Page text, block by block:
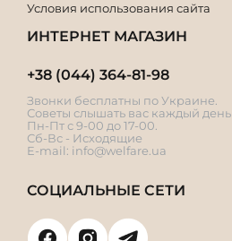
Условия использования сайта
ИНТЕРНЕТ МАГАЗИН
+38 (044) 364-81-98
Звонки бесплатны по Украине.
Советы слышать вас каждый день
Пн-Пт с 9-00 до 17-00.
Сб-Вс - Исходящие
E-mail: info@welfare.ua
СОЦИАЛЬНЫЕ СЕТИ